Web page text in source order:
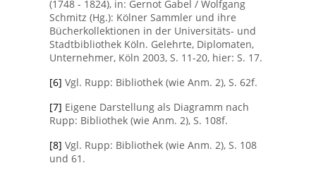
(1748 - 1824), in: Gernot Gabel / Wolfgang
Schmitz (Hg.): Kölner Sammler und ihre
Bücherkollektionen in der Universitäts- und
Stadtbibliothek Köln. Gelehrte, Diplomaten,
Unternehmer, Köln 2003, S. 11-20, hier: S. 17.
[6] Vgl. Rupp: Bibliothek (wie Anm. 2), S. 62f.
[7] Eigene Darstellung als Diagramm nach
Rupp: Bibliothek (wie Anm. 2), S. 108f.
[8] Vgl. Rupp: Bibliothek (wie Anm. 2), S. 108
und 61.